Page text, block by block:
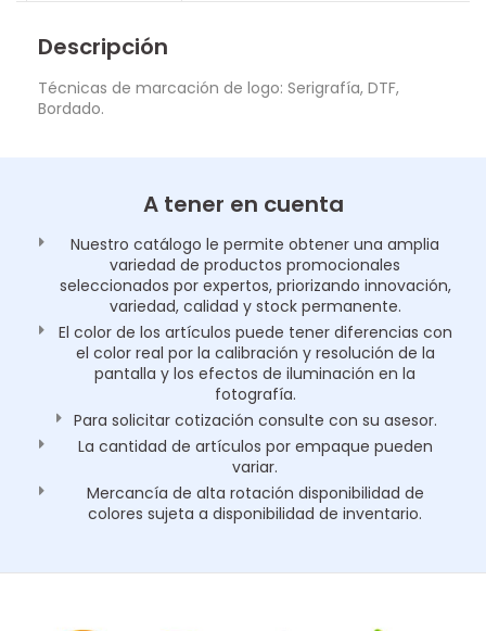
Descripción
Técnicas de marcación de logo: Serigrafía, DTF,
Bordado.
A tener en cuenta
Nuestro catálogo le permite obtener una amplia
variedad de productos promocionales
seleccionados por expertos, priorizando innovación,
variedad, calidad y stock permanente.
El color de los artículos puede tener diferencias con
el color real por la calibración y resolución de la
pantalla y los efectos de iluminación en la
fotografía.
Para solicitar cotización consulte con su asesor.
La cantidad de artículos por empaque pueden
variar.
Mercancía de alta rotación disponibilidad de
colores sujeta a disponibilidad de inventario.